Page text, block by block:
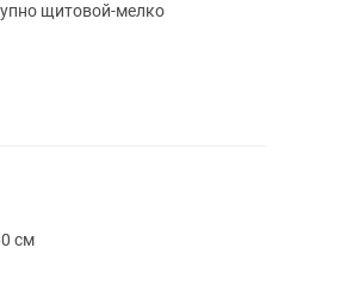
щитовой-мелко
и 60 см